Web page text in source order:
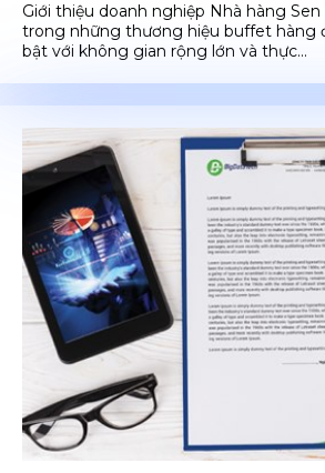
Giới thiệu doanh nghiệp Nhà hàng
trong những thương hiệu buffet hàng
bật với không gian rộng lớn và thực...